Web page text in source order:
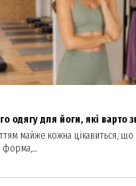
одягу для йоги, які
майже кожна цікавиться, що
форма,...